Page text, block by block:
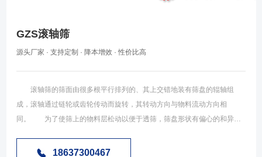
GZS滚轴筛
源头厂家 · 支持定制 · 降本增效 · 性价比高
滚轴筛的筛面由很多根平行排列的、其上交错地装有筛盘的辊轴组
成，滚轴通过链轮或齿轮传动而旋转，其转动方向与物料流动方向相
同。 为了使筛上的物料层松动以便于透筛，筛盘形状有偏心的和异形
传动和右传动之分，又分带走轮和不带走轮的，带走轮的可在钢轨上移
18637300467